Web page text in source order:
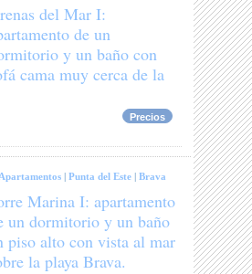
del Mar I:
de un
y un baño con
cama muy cerca de la
Precios
Apartamentos |Punta del Este |Brava
Marina I: apartamento
un dormitorio y un baño
piso alto con vista al mar
la playa Brava.